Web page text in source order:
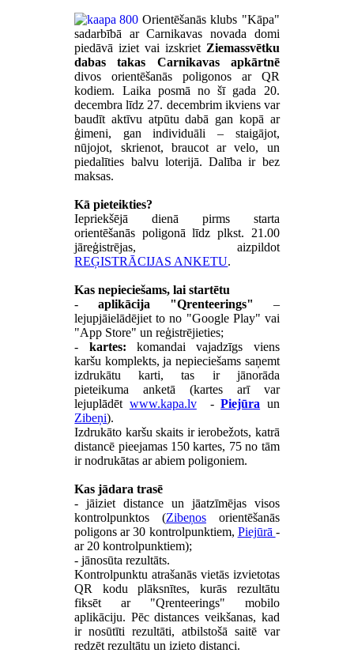
Orientēšanās klubs "Kāpa"
sadarbībā ar Carnikavas novada domi
piedāvā iziet vai izskriet Ziemassvētku
dabas takas Carnikavas apkārtnē
divos orientēšanās poligonos ar QR
kodiem. Laika posmā no šī gada 20.
decembra līdz 27. decembrim ikviens var
baudīt aktīvu atpūtu dabā gan kopā ar
ģimeni, gan individuāli – staigājot,
nūjojot, skrienot, braucot ar velo, un
piedalīties balvu loterijā. Dalība ir bez
maksas.
Kā pieteikties?
Iepriekšējā dienā pirms starta
orientēšanās poligonā līdz plkst. 21.00
jāreģistrējas, aizpildot
REĢISTRĀCIJAS ANKETU.
Kas nepieciešams, lai startētu
-aplikācija "Qrenteerings"
–
lejupjāielādējiet to no "Google Play" vai
"App Store" un reģistrējieties;
- kartes: komandai vajadzīgs viens
karšu komplekts, ja nepieciešams saņemt
izdrukātu karti, tas ir jānorāda
pieteikuma anketā (kartes arī var
lejuplādēt www.kapa.lv-Piejūra un
Zibeņi).
Izdrukāto karšu skaits ir ierobežots, katrā
distancē pieejamas 150 kartes, 75 no tām
ir nodrukātas ar abiem poligoniem.
Kas jādara trasē
- jāiziet distance un jāatzīmējas visos
kontrolpunktos (Zibeņosorientēšanās
poligons ar 30 kontrolpunktiem, Piejūrā -
ar 20 kontrolpunktiem);
- jānosūta rezultāts.
Kontrolpunktu atrašanās vietās izvietotas
QR kodu plāksnītes, kurās rezultātu
fiksēt ar "Qrenteerings" mobilo
aplikāciju. Pēc distances veikšanas, kad
ir nosūtīti rezultāti, atbilstošā saitē var
redzēt rezultātu un izieto distanci.